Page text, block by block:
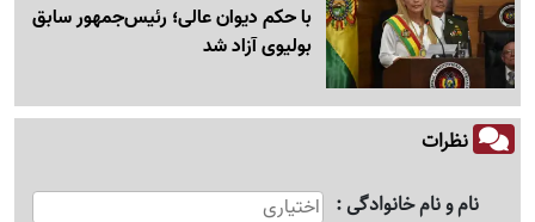
با حکم دیوان عالی؛ رئیس‌جمهور سابق
بولیوی آزاد شد
نظرات
نام و نام خانوادگی